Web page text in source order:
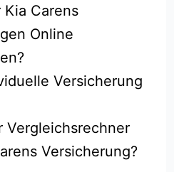
Carens
Online
Versicherung
Vergleichsrechner
Versicherung?